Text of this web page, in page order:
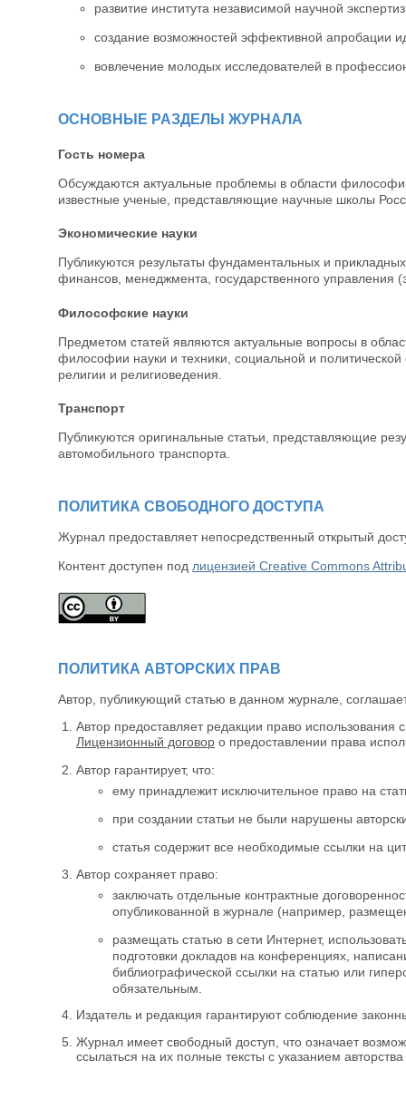
развитие института независимой научной
создание возможностей эффективной апробации
вовлечение молодых исследователей в
ОСНОВНЫЕ РАЗДЕЛЫ ЖУРНАЛА
Гость номера
Обсуждаются актуальные проблемы в области
известные ученые, представляющие научные школы
Экономические науки
Публикуются результаты фундаментальных и
финансов, менеджмента, государственного управления
Философские науки
Предметом статей являются актуальные вопросы в
философии науки и техники, социальной и
религии и религиоведения.
Транспорт
Публикуются оригинальные статьи, представляющие
автомобильного транспорта.
ПОЛИТИКА СВОБОДНОГО ДОСТУПА
Журнал предоставляет непосредственный открытый
Контент доступен под лицензией Creative Commons
ПОЛИТИКА АВТОРСКИХ ПРАВ
Автор, публикующий статью в данном журнале,
Автор предоставляет редакции право использования
Лицензионный договор о предоставлении права
Автор гарантирует, что:
ему принадлежит исключительное право на
при создании статьи не были нарушены
статья содержит все необходимые ссылки на
Автор сохраняет право:
заключать отдельные контрактные
опубликованной в журнале (например,
размещать статью в сети Интернет,
подготовки докладов на конференциях,
библиографической ссылки на статью или
обязательным.
Издатель и редакция гарантируют соблюдение
Журнал имеет свободный доступ, что означает
ссылаться на их полные тексты с указанием